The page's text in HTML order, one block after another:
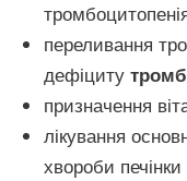
переливання
дефіциту
призначення
лікування
хвороби печінки